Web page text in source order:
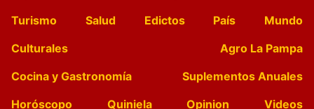
Turismo
Salud Edictos País
Mundo
Culturales
Agro La Pampa
Cocina y Gastronomía
Suplementos Anuales
Horóscopo
Quiniela Opinion
Videos